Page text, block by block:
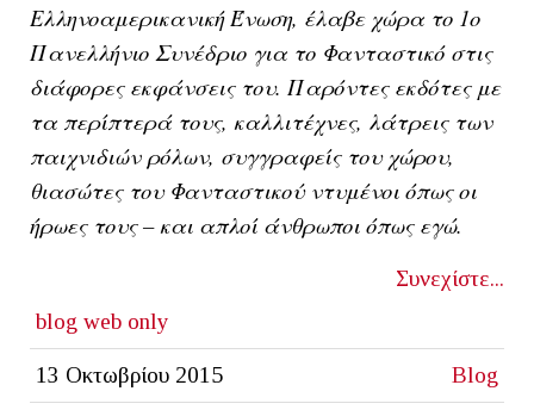
Ελληνοαμερικανική Ένωση, έλαβε χώρα το 1ο
Πανελλήνιο Συνέδριο για το Φανταστικό στις
διάφορες εκφάνσεις του. Παρόντες εκδότες με
τα περίπτερά τους, καλλιτέχνες, λάτρεις των
παιχνιδιών ρόλων, συγγραφείς του χώρου,
θιασώτες του Φανταστικού ντυμένοι όπως οι
ήρωες τους – και απλοί άνθρωποι όπως εγώ.
Συνεχίστε...
blog web only
13 Οκτωβρίου 2015 Blog